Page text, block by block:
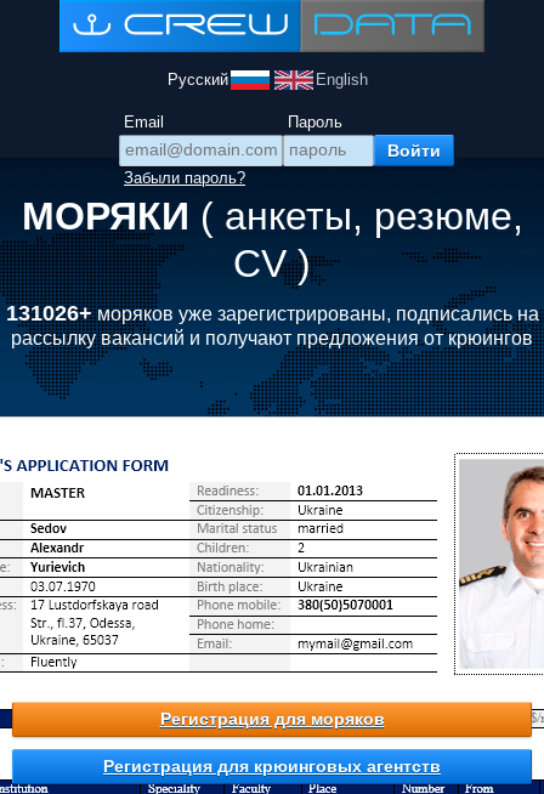
Русский English
Email Пароль
Забыли пароль?
МОРЯКИ ( анкеты, резюме,
CV )
131026+моряков уже зарегистрированы, подписались на
рассылку вакансий и получают предложения от крюингов
Регистрация для моряков
Регистрация для крюинговых агентств